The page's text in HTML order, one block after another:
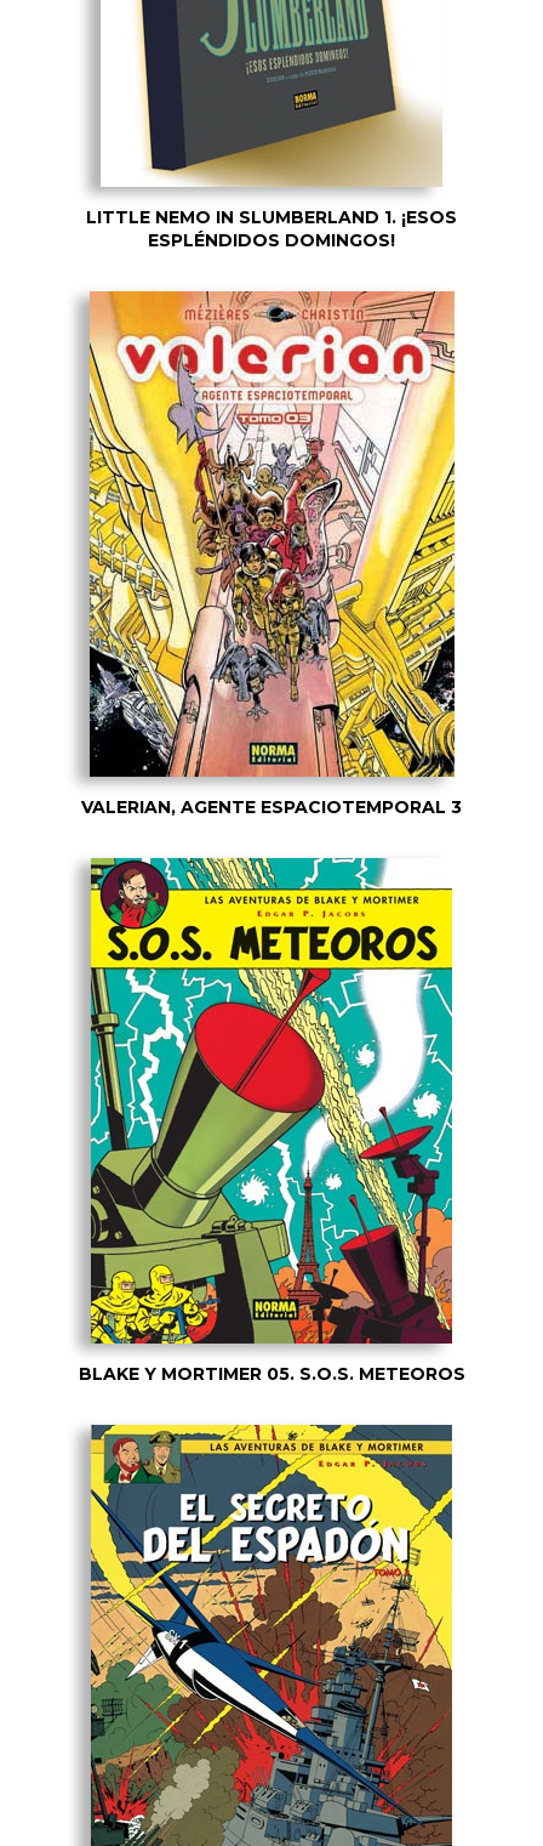
LITTLE NEMO IN SLUMBERLAND 1. ¡ESOS
ESPLÉNDIDOS DOMINGOS!
VALERIAN, AGENTE ESPACIOTEMPORAL 3
BLAKE Y MORTIMER 05. S.O.S. METEOROS